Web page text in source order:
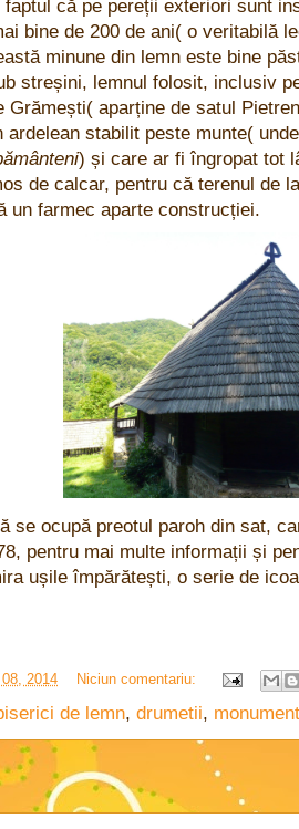
faptul că pe pereții exteriori sunt
bine de 200 de ani( o veritabilă
minune din lemn este bine
streșini, lemnul folosit, inclusiv
Grămești( aparține de satul
ardelean stabilit peste munte(
) și care ar fi îngropat tot
de calcar, pentru că terenul de
un farmec aparte construcției.
se ocupă preotul paroh din sat,
pentru mai multe informații și
ușile împărătești, o serie de
2014 Niciun comentariu:
de lemn, drumetii,